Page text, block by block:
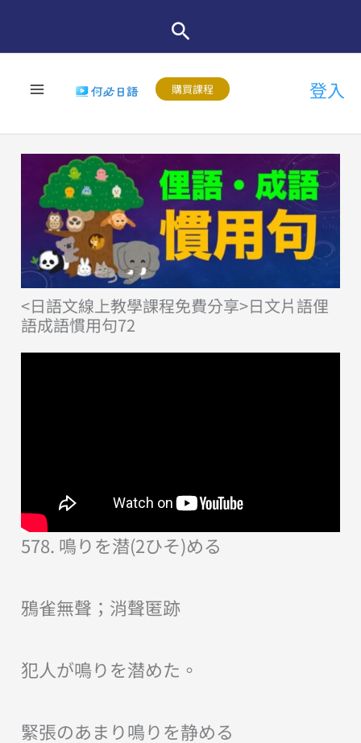
購買課程 登入
<日語文線上教學課程免費分享>日文片語俚
語成語慣用句72
578. 鳴りを潜(2ひそ)める
鴉雀無聲；消聲匿跡
犯人が鳴りを潜めた。
緊張のあまり鳴りを静める